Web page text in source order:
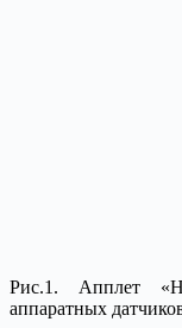
Рис.1. Апплет
аппаратных